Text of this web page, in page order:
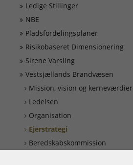
Kontakt
Ledige Stillinger
Skorsten
Tilslutning af alarmer
Ledige Stillinger
NBE
Pladsfordelingsplaner
Risikobaseret Dimensionering
Sirene Varsling
Vestsjællands Brandvæsen
Mission, vision og kerneværdier
Ledelsen
Organisation
Ejerstrategi
Beredskabskommission